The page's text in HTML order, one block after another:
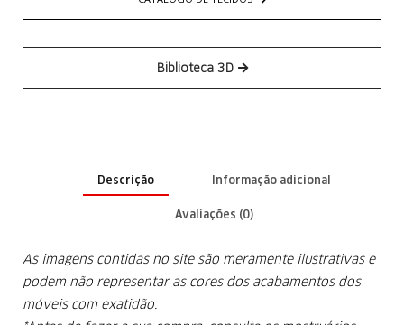
Biblioteca 3D
Descrição Informação adicional
Avaliações (0)
As imagens contidas no site são meramente ilustrativas e
podem não representar as cores dos acabamentos dos
móveis com exatidão.